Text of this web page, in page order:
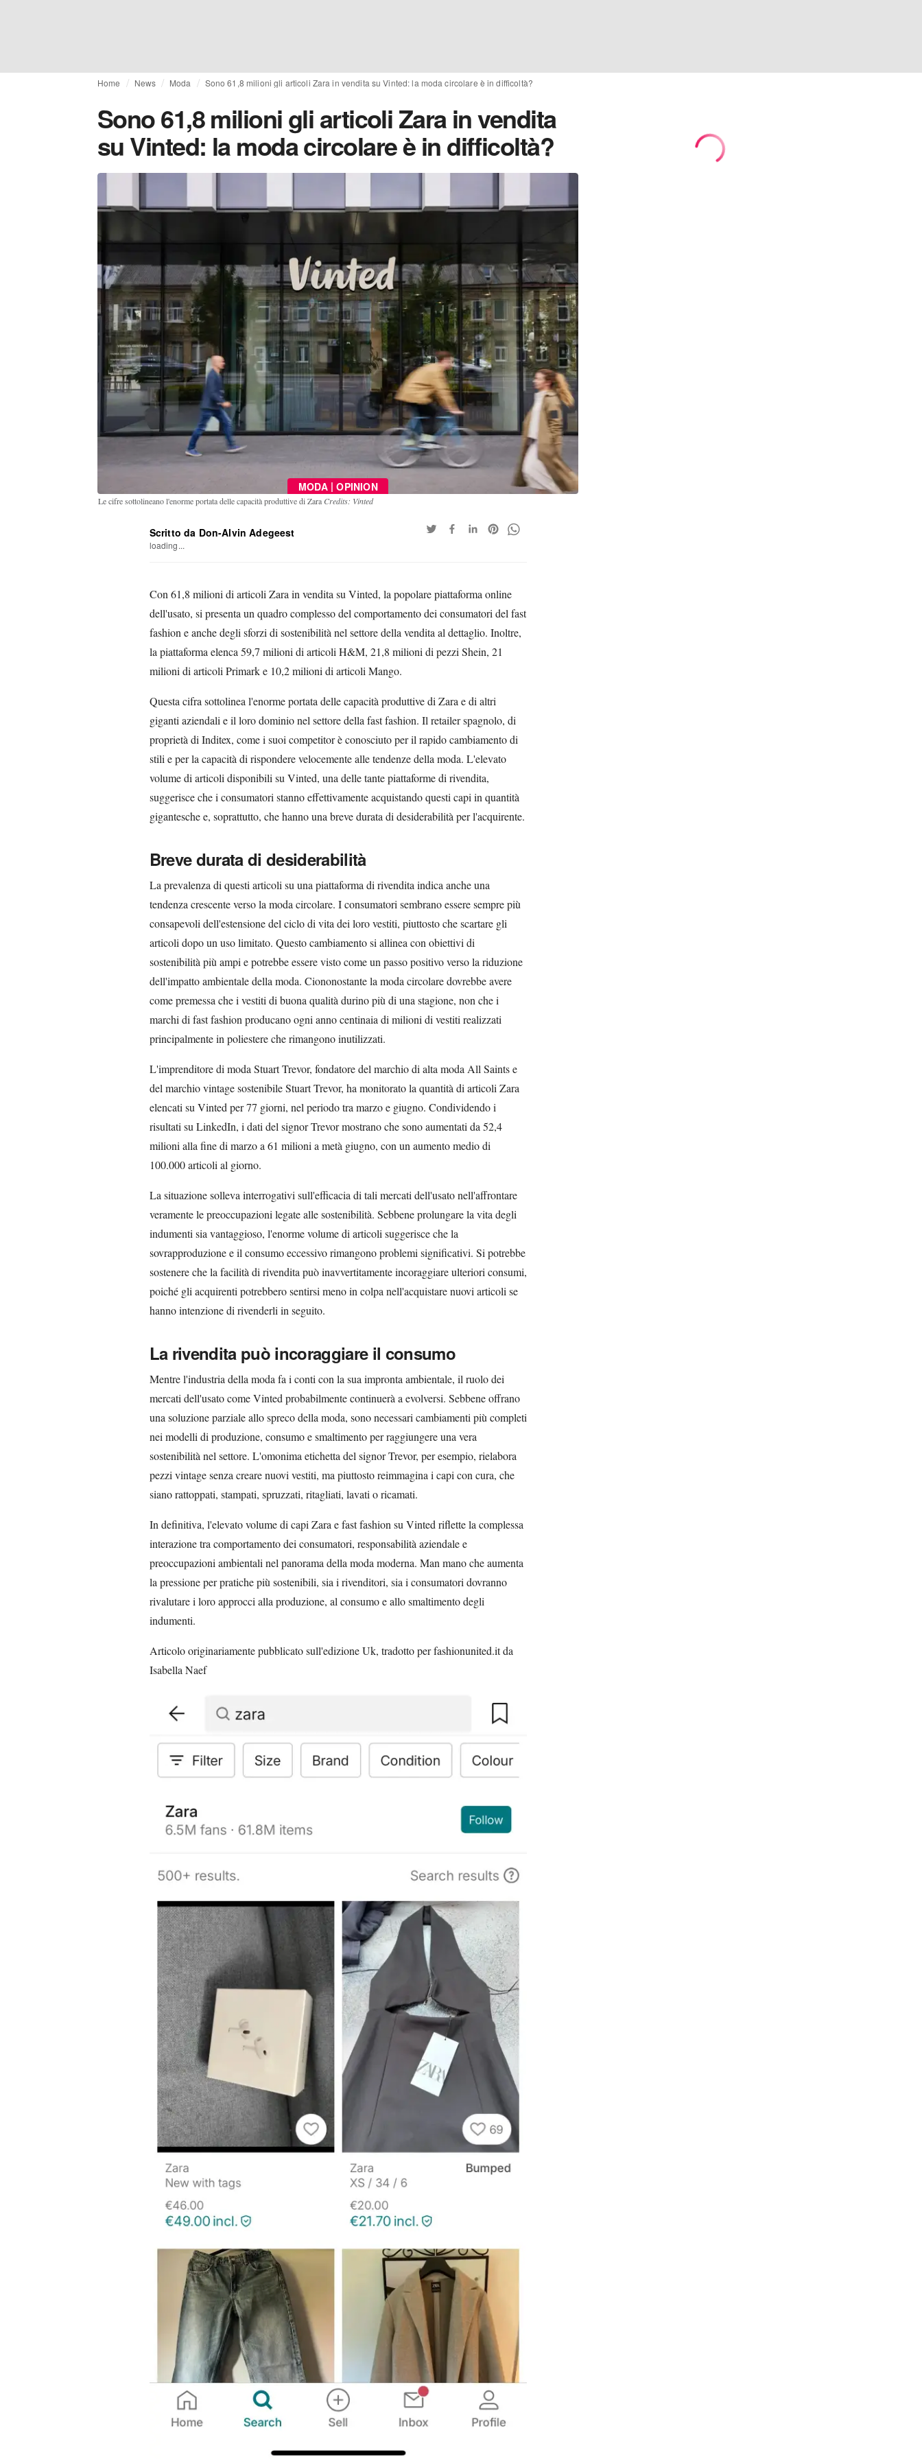
Home News Moda Sono 61,8 milioni gli articoli Zara in vendita su Vinted: la moda circolare è in difficoltà?
Sono 61,8 milioni gli articoli Zara in vendita
su Vinted: la moda circolare è in difficoltà?
MODA | OPINION
Le cifre sottolineano l'enorme portata delle capacità produttive di Zara Credits: Vinted
Scritto da Don-Alvin Adegeest
loading...
Con 61,8 milioni di articoli Zara in vendita su Vinted, la popolare piattaforma online
dell'usato, si presenta un quadro complesso del comportamento dei consumatori del fast
fashion e anche degli sforzi di sostenibilità nel settore della vendita al dettaglio. Inoltre,
la piattaforma elenca 59,7 milioni di articoli H&M, 21,8 milioni di pezzi Shein, 21
milioni di articoli Primark e 10,2 milioni di articoli Mango.
Questa cifra sottolinea l'enorme portata delle capacità produttive di Zara e di altri
giganti aziendali e il loro dominio nel settore della fast fashion. Il retailer spagnolo, di
proprietà di Inditex, come i suoi competitor è conosciuto per il rapido cambiamento di
stili e per la capacità di rispondere velocemente alle tendenze della moda. L'elevato
volume di articoli disponibili su Vinted, una delle tante piattaforme di rivendita,
suggerisce che i consumatori stanno effettivamente acquistando questi capi in quantità
gigantesche e, soprattutto, che hanno una breve durata di desiderabilità per l'acquirente.
Breve durata di desiderabilità
La prevalenza di questi articoli su una piattaforma di rivendita indica anche una
tendenza crescente verso la moda circolare. I consumatori sembrano essere sempre più
consapevoli dell'estensione del ciclo di vita dei loro vestiti, piuttosto che scartare gli
articoli dopo un uso limitato. Questo cambiamento si allinea con obiettivi di
sostenibilità più ampi e potrebbe essere visto come un passo positivo verso la riduzione
dell'impatto ambientale della moda. Ciononostante la moda circolare dovrebbe avere
come premessa che i vestiti di buona qualità durino più di una stagione, non che i
marchi di fast fashion producano ogni anno centinaia di milioni di vestiti realizzati
principalmente in poliestere che rimangono inutilizzati.
L'imprenditore di moda Stuart Trevor, fondatore del marchio di alta moda All Saints e
del marchio vintage sostenibile Stuart Trevor, ha monitorato la quantità di articoli Zara
elencati su Vinted per 77 giorni, nel periodo tra marzo e giugno. Condividendo i
risultati su LinkedIn, i dati del signor Trevor mostrano che sono aumentati da 52,4
milioni alla fine di marzo a 61 milioni a metà giugno, con un aumento medio di
100.000 articoli al giorno.
La situazione solleva interrogativi sull'efficacia di tali mercati dell'usato nell'affrontare
veramente le preoccupazioni legate alle sostenibilità. Sebbene prolungare la vita degli
indumenti sia vantaggioso, l'enorme volume di articoli suggerisce che la
sovrapproduzione e il consumo eccessivo rimangono problemi significativi. Si potrebbe
sostenere che la facilità di rivendita può inavvertitamente incoraggiare ulteriori consumi,
poiché gli acquirenti potrebbero sentirsi meno in colpa nell'acquistare nuovi articoli se
hanno intenzione di rivenderli in seguito.
La rivendita può incoraggiare il consumo
Mentre l'industria della moda fa i conti con la sua impronta ambientale, il ruolo dei
mercati dell'usato come Vinted probabilmente continuerà a evolversi. Sebbene offrano
una soluzione parziale allo spreco della moda, sono necessari cambiamenti più completi
nei modelli di produzione, consumo e smaltimento per raggiungere una vera
sostenibilità nel settore. L'omonima etichetta del signor Trevor, per esempio, rielabora
pezzi vintage senza creare nuovi vestiti, ma piuttosto reimmagina i capi con cura, che
siano rattoppati, stampati, spruzzati, ritagliati, lavati o ricamati.
In definitiva, l'elevato volume di capi Zara e fast fashion su Vinted riflette la complessa
interazione tra comportamento dei consumatori, responsabilità aziendale e
preoccupazioni ambientali nel panorama della moda moderna. Man mano che aumenta
la pressione per pratiche più sostenibili, sia i rivenditori, sia i consumatori dovranno
rivalutare i loro approcci alla produzione, al consumo e allo smaltimento degli
indumenti.
Articolo originariamente pubblicato sull'edizione Uk, tradotto per fashionunited.it da
Isabella Naef